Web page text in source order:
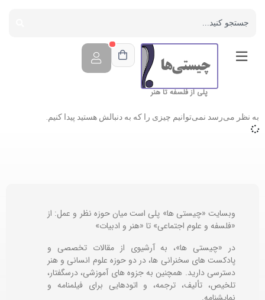
پلی از فلسفه تا هنر
به نظر می‌رسد نمی‌توانیم چیزی را که به دنبالش هستید پیدا کنیم.
وبسایت «چیستی ها» پلی است میان حوزه نظر و عمل: از
«فلسفه و علوم اجتماعی» تا «هنر و ادبیات»
در «چیستی ها»، به آرشیوی از مقالات تخصصی و
پادکست های سخنرانی ها، در دو حوزه علوم انسانی و هنر
دسترسی دارید. همچنین به جزوه های آموزشی، درسگفتار،
تلخیص، تألیف، ترجمه، و اتودهایی برایفیلمنامه و